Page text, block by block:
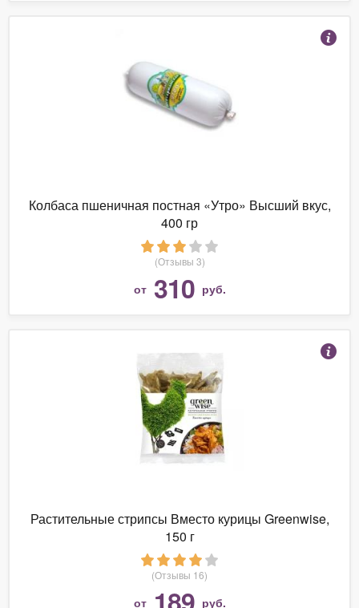
Колбаса пшеничная постная «Утро» Высший вкус,
400 гр
(Отзывы 3)
от 310 руб.
Растительные стрипсы Вместо курицы Greenwise,
150 г
(Отзывы 16)
от руб.